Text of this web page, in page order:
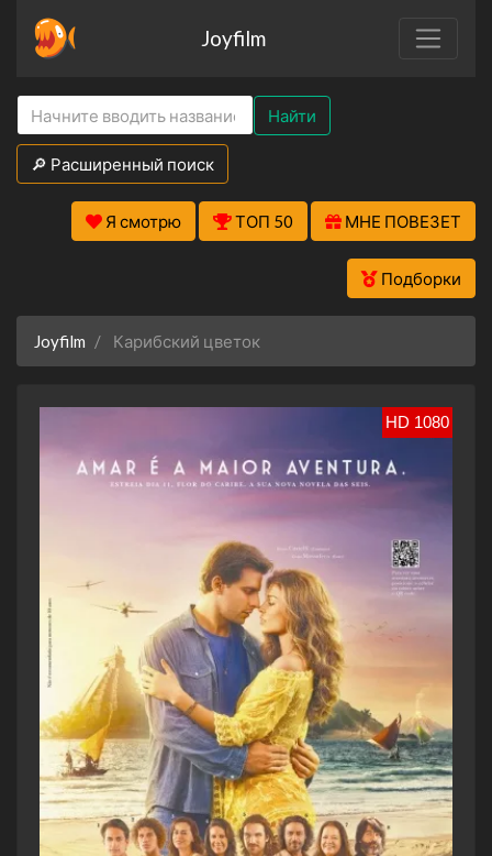
Joyfilm
Найти
🔎 Расширенный поиск
Я смотрю ТОП 50 МНЕ ПОВЕЗЕТ
Подборки
Joyfilm Карибский цветок
HD 1080